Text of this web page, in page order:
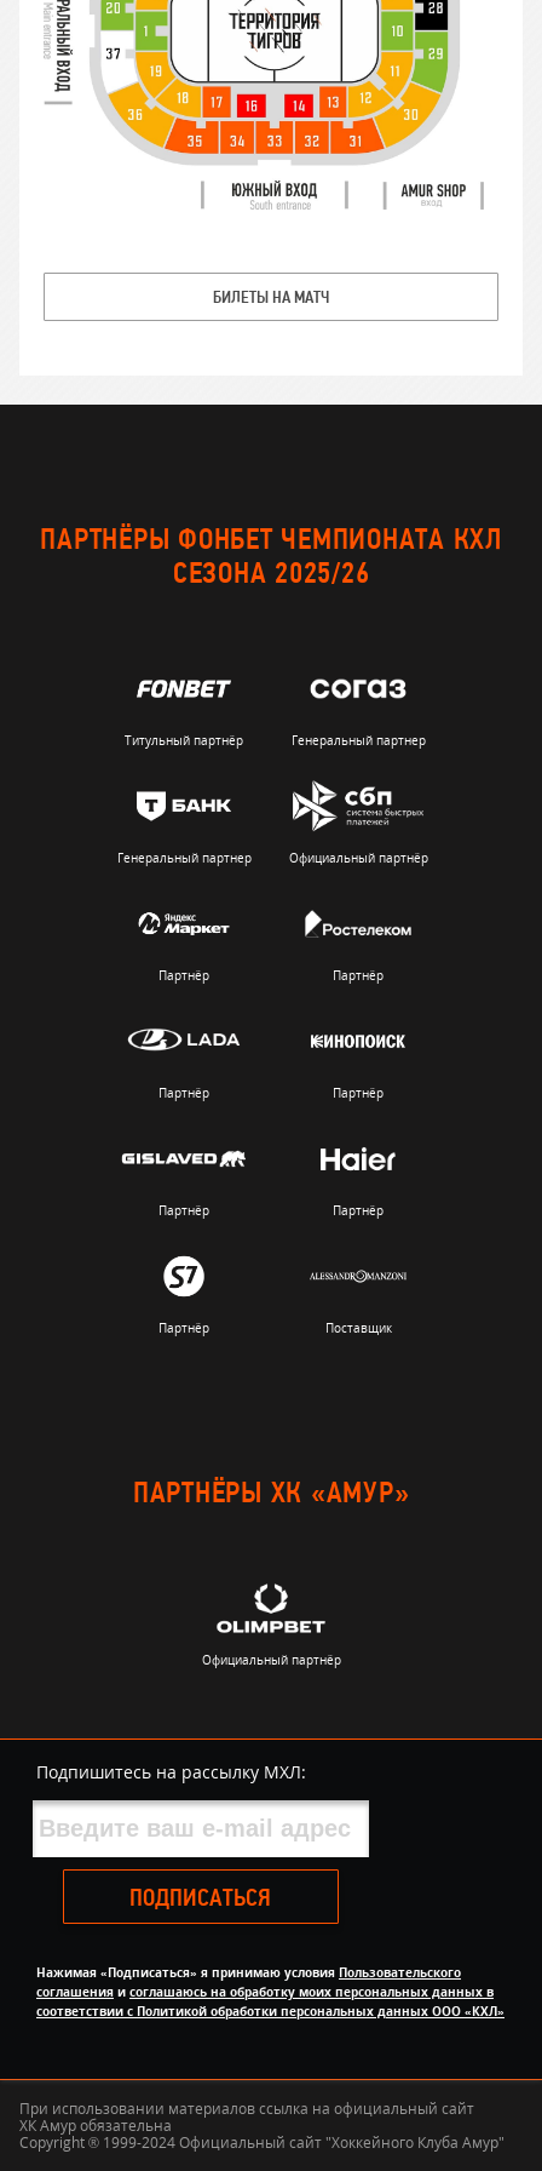
БИЛЕТЫ НА МАТЧ
ПАРТНЁРЫ ФОНБЕТ ЧЕМПИОНАТА КХЛ
СЕЗОНА 2025/26
Титульный партнёр Генеральный партнер
Генеральный партнер Официальный партнёр
Партнёр Партнёр
Партнёр Партнёр
Партнёр Партнёр
Партнёр Поставщик
ПАРТНЁРЫ ХК «АМУР»
Официальный партнёр
Подпишитесь на рассылку МХЛ:
ПОДПИСАТЬСЯ
Нажимая «Подписаться» я принимаю условия Пользовательского
соглашения и соглашаюсь на обработку моих персональных данных в
соответствии с Политикой обработки персональных данных ООО «КХЛ»
При использовании материалов ссылка на официальный сайт
ХК Амур обязательна
Copyright ® 1999-2024 Официальный сайт "Хоккейного Клуба Амур"